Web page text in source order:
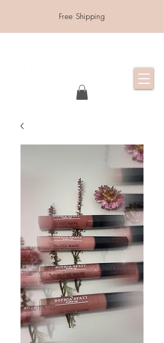
Free Shipping